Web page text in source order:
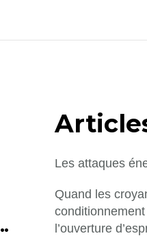
Les attaques
Quand les
l’ouverture